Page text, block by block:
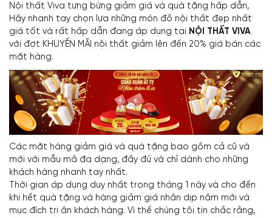
Nội thất Viva tưng bừng giảm giá và quà tặng hấp dẫn,
Hãy nhanh tay chọn lựa những món đồ nội thất đẹp nhất
giá tốt và rất hấp dẫn đang áp dụng tại NỘI THẤT VIVA
với đợt KHUYẾN MÃI nội thất giảm lên đến 20% giá bán các
mặt hàng.
Các mặt hàng giảm giá và quà tặng bao gồm cả cũ và
mới với mẫu mã đa dạng, đầy đủ và chỉ dành cho những
khách hàng nhanh tay nhất.
Thời gian áp dụng duy nhất trong tháng 1 này và cho đến
khi hết quà tặng và hàng giảm giá nhân dịp năm mới và
mục đích tri ân khách hàng. Vì thế chúng tôi tin chắc rằng,